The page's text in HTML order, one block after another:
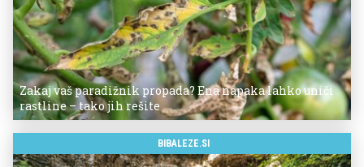
Zakaj vaš paradižnik propada? Ena napaka lahko uniči
rastline – tako jih rešite
BIBALEZE.SI